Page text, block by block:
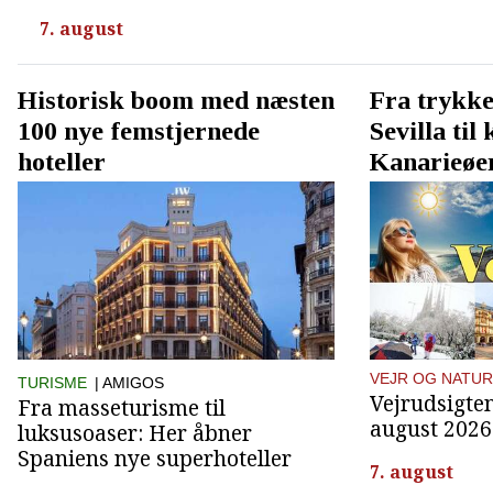
7. august
Historisk boom med næsten
100 nye femstjernede
hoteller
TURISME | AMIGOS
Fra masseturisme til
luksusoaser: Her åbner
Spaniens nye superhoteller
Fra
Sevilla til
VEJR OG NATUR
august
7. august